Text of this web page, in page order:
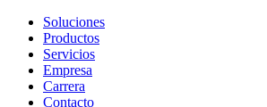
Soluciones
Productos
Servicios
Empresa
Carrera
Contacto